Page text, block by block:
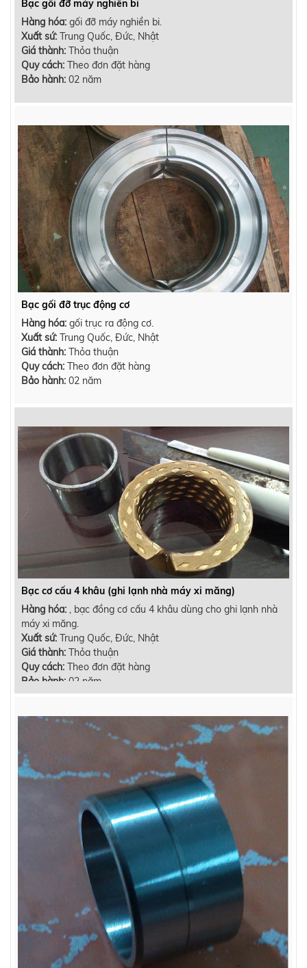
Bạc gối đỡ máy nghiền bi
Hàng hóa: gối đỡ máy nghiền bi.
Xuất sứ: Trung Quốc, Đức, Nhật
Giá thành: Thỏa thuận
Quy cách: Theo đơn đặt hàng
Bảo hành: 02 năm
Bạc gối đỡ trục động cơ
Hàng hóa: gối trục ra động cơ.
Xuất sứ: Trung Quốc, Đức, Nhật
Giá thành: Thỏa thuận
Quy cách: Theo đơn đặt hàng
Bảo hành: 02 năm
Bạc cơ cấu 4 khâu (ghi lạnh nhà máy xi măng)
Hàng hóa: , bạc đồng cơ cấu 4 khâu dùng cho ghi lạnh nhà
máy xi măng.
Xuất sứ: Trung Quốc, Đức, Nhật
Giá thành: Thỏa thuận
Quy cách: Theo đơn đặt hàng
Bảo hành: 02 năm